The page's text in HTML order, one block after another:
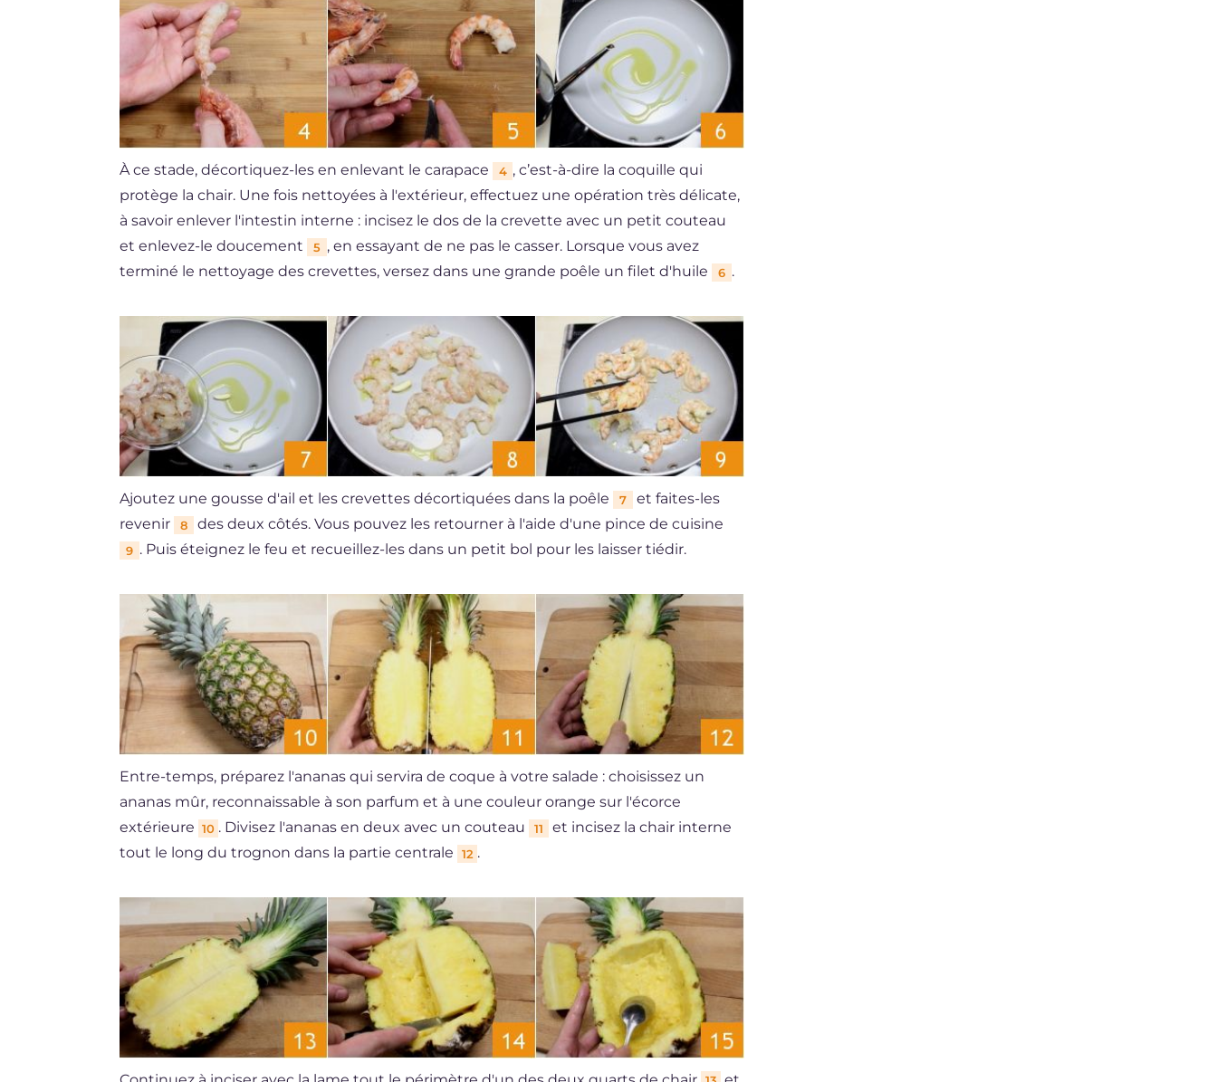
À ce stade, décortiquez-les en enlevant le carapace 4 , c’est-à-dire la coquille qui
protège la chair. Une fois nettoyées à l'extérieur, effectuez une opération très délicate,
à savoir enlever l'intestin interne : incisez le dos de la crevette avec un petit couteau
et enlevez-le doucement
5 , en essayant de ne pas le casser. Lorsque vous avez
terminé le nettoyage des crevettes, versez dans une grande poêle un filet d'huile
6 .
Ajoutez une gousse d'ail et les crevettes décortiquées dans la poêle 7
et faites-les
revenir
8 des deux côtés. Vous pouvez les retourner à l'aide d'une pince de cuisine
9 . Puis éteignez le feu et recueillez-les dans un petit bol pour les laisser tiédir.
Entre-temps, préparez l'ananas qui servira de coque à votre salade : choisissez un
ananas mûr, reconnaissable à son parfum et à une couleur orange sur l'écorce
extérieure 10 . Divisez l'ananas en deux avec un couteau 11
et incisez la chair interne
tout le long du trognon dans la partie centrale
12 .